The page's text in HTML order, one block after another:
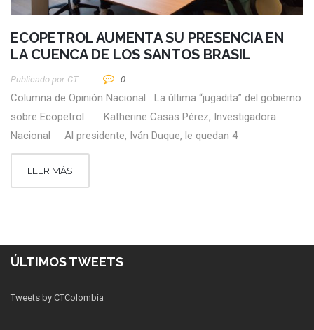
ECOPETROL AUMENTA SU PRESENCIA EN
LA CUENCA DE LOS SANTOS BRASIL
Publicado por CT 0
Columna de Opinión Nacional La última “jugadita” del gobierno
sobre Ecopetrol Katherine Casas Pérez, Investigadora
Nacional Al presidente, Iván Duque, le quedan 4
LEER MÁS
ÚLTIMOS TWEETS
Tweets by CTColombia